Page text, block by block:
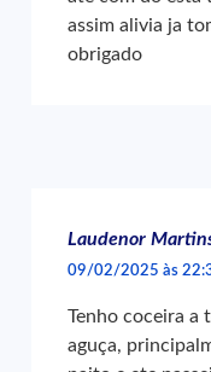
assim alivia ja
obrigado
Laudenor
09/02/2025 às
Tenho coceira a
aguça,